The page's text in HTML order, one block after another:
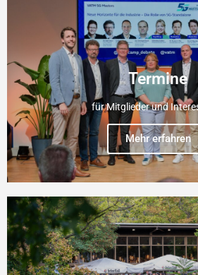
Termine
für Mitglieder und
Mehr erfahren